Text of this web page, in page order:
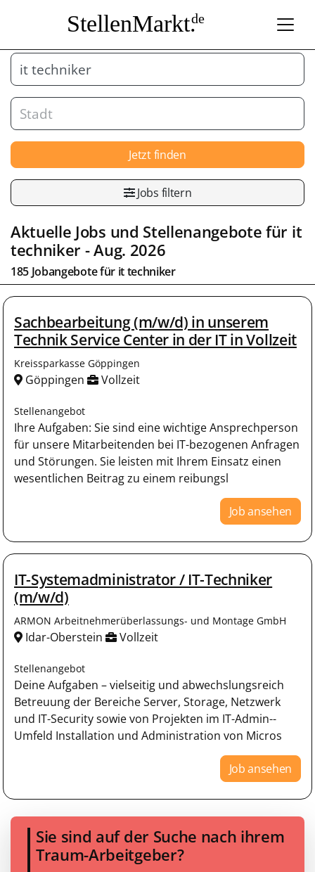
StellenMarkt.de
Jetzt finden
Jobs filtern
Aktuelle Jobs und Stellenangebote für it
techniker - Aug. 2026
185 Jobangebote für it techniker
Sachbearbeitung (m/w/d) in unserem
Technik Service Center in der IT in Vollzeit
Kreissparkasse Göppingen
Göppingen Vollzeit
Stellenangebot
Ihre Aufgaben: Sie sind eine wichtige Ansprechperson
für unsere Mitarbeitenden bei IT-bezogenen Anfragen
und Störungen. Sie leisten mit Ihrem Einsatz einen
wesentlichen Beitrag zu einem reibungsl
Job ansehen
IT-Systemadministrator / IT-Techniker
(m/w/d)
ARMON Arbeitnehmerüberlassungs- und Montage GmbH
Idar-Oberstein Vollzeit
Stellenangebot
Deine Aufgaben – vielseitig und abwechslungsreich
Betreuung der Bereiche Server, Storage, Netzwerk
und IT-­Security sowie von Projekten im IT­-Admin-­
Umfeld Installation und Administration von Micros
Job ansehen
Sie sind auf der Suche nach ihrem
Traum-Arbeitgeber?